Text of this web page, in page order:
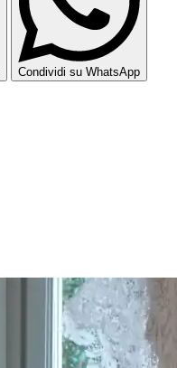
Condividi su WhatsApp